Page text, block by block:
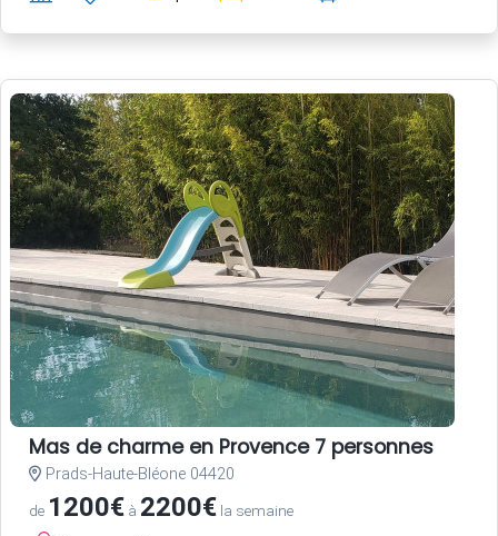
Mas de charme en Provence 7 personnes
Prads-Haute-Bléone 04420
de 1200€ à 2200€ la semaine